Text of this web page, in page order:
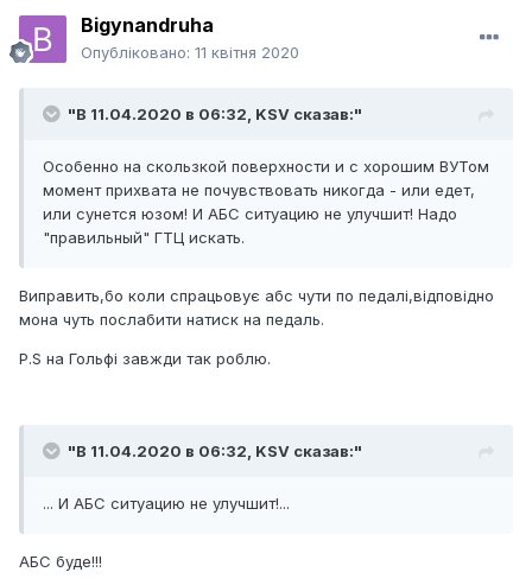
Bigynandruha
Опубліковано: 11 квітня 2020
"В 11.04.2020 в 06:32, KSV сказав:"
Особенно на скользкой поверхности и с хорошим ВУТом
момент прихвата не почувствовать никогда - или едет,
или сунется юзом! И АБС ситуацию не улучшит! Надо
"правильный" ГТЦ искать.
Виправить,бо коли спрацьовує абс чути по педалі,відповідно
мона чуть послабити натиск на педаль.
P.S на Гольфі завжди так роблю.
"В 11.04.2020 в 06:32, KSV сказав:"
... И АБС ситуацию не улучшит!...
АБС буде!!!